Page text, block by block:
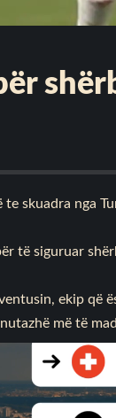
skuadra nga
të siguruar
ekip që
më të